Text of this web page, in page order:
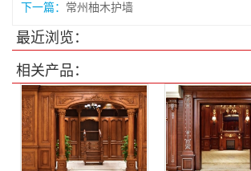
下一篇： 常州柚木护墙
最近浏览：
相关产品：